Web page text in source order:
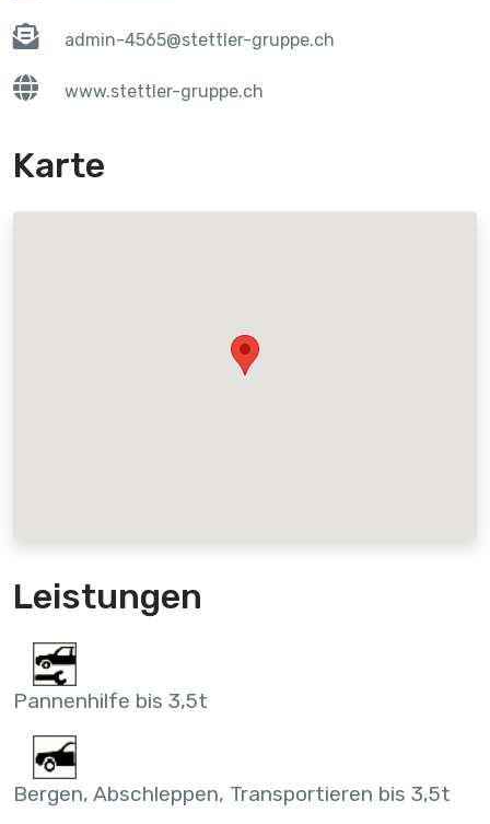
admin-4565@stettler-gruppe.ch
www.stettler-gruppe.ch
Karte
Leistungen
Pannenhilfe bis 3,5t
Bergen, Abschleppen, Transportieren bis 3,5t